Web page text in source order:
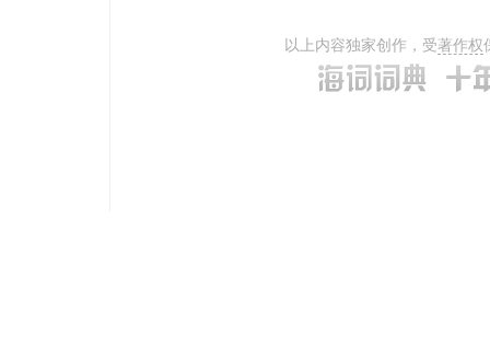
以上内容独家创作，受著作权